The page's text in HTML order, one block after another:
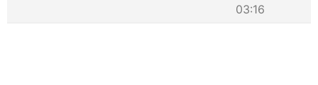
03:16